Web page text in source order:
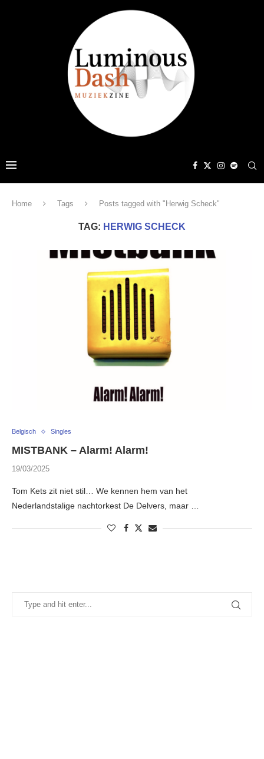
Home Tags Posts tagged with "Herwig Scheck"
TAG: HERWIG SCHECK
Belgisch Singles
MISTBANK – Alarm! Alarm!
19/03/2025
Tom Kets zit niet stil… We kennen hem van het
Nederlandstalige nachtorkest De Delvers, maar …